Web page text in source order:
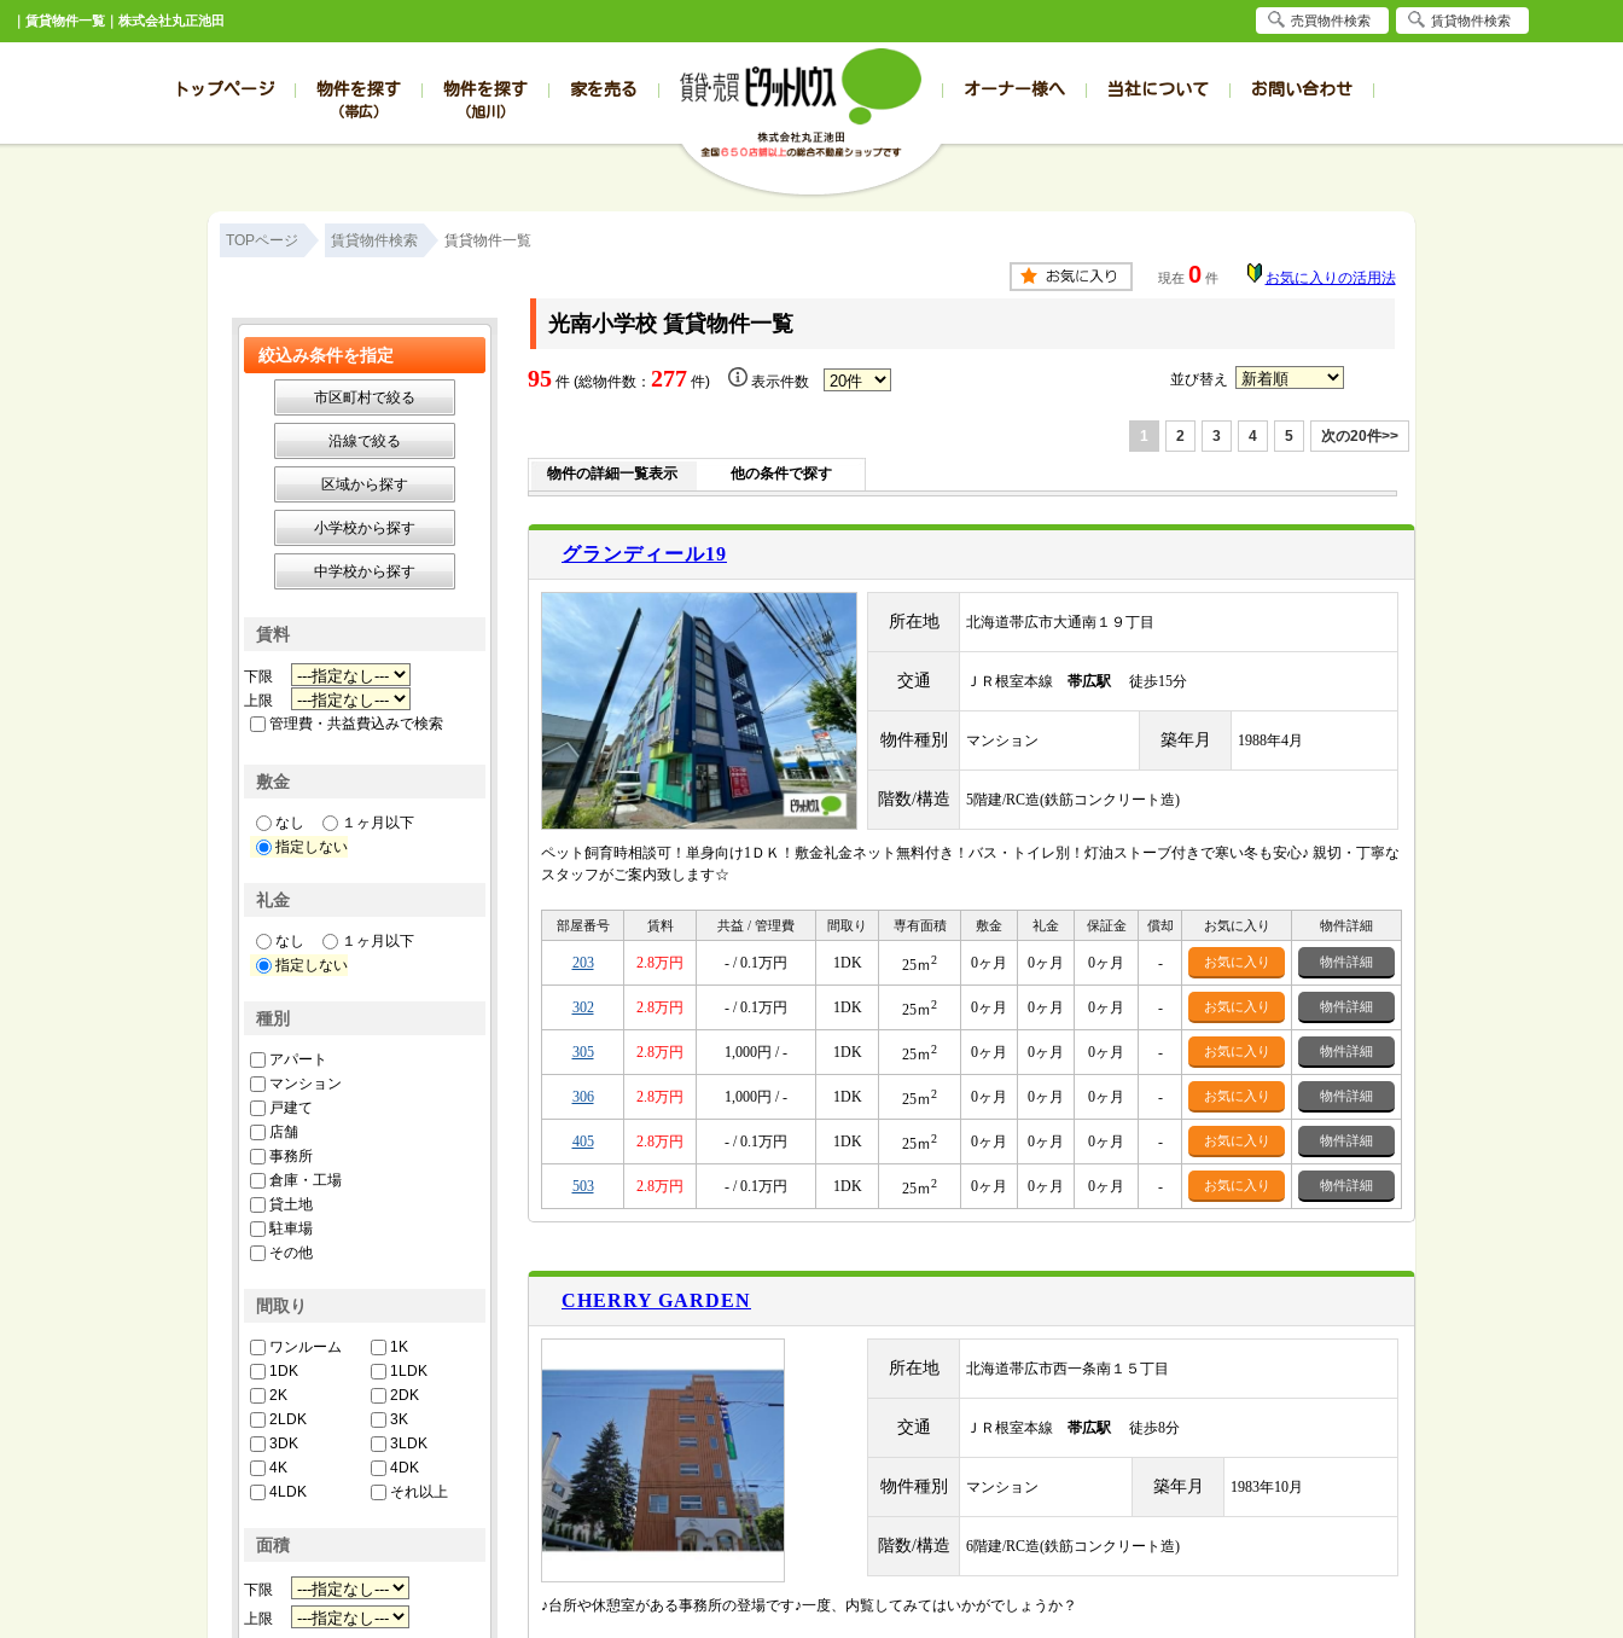
｜賃貸物件一覧｜株式会社丸正池田
トップページ 物件を探す
（帯広）
帯広の売買物件一覧
帯広の土地
帯広の1000万円以下
帯広の3000万～4000万円
帯広の賃貸物件一覧
帯広の賃貸マンション
帯広の1R～1K
帯広の2K～2LDK
物件を探す
（旭川）
旭川の売買物件一覧
旭川の土地
旭川の1000万円以下
旭川の3000万～4000万円
旭川の賃貸物件一覧
旭川の賃貸マンション
旭川の1R～1K
旭川の2K～2LDK
家を売る オーナー様へ 当社について
スタッフブログ お客様の声
お問い合わせ
売却のお問合せ 入居者様専用（帯広店）
TOPページ 賃貸物件検索 賃貸物件一覧
現在 0 件 お気に入りの活用法
光南小学校 賃貸物件一覧
95 件 (総物件数： 277 件) 表示件数 並び替え
1 2 3 4 5 次の20件>>
物件の詳細一覧表示 他の条件で探す
グランディール19
所在地 北海道帯広市大通南１９丁目
交通 ＪＲ根室本線 帯広駅 徒歩15分
物件種別 マンション 築年月 1988年4月
階数/構造 5階建/RC造(鉄筋コンクリート造)
ペット飼育時相談可！単身向け1ＤＫ！敷金礼金ネット無料付き！バス・トイレ別！灯油ストーブ付きで寒い冬も安心♪ 親切・丁寧な
スタッフがご案内致します☆
部屋番号 賃料 共益 / 管理費 間取り 専有面積 敷金 礼金 保証金 償却 お気に入り 物件詳細
203 2.8万円 - / 0.1万円 1DK 25ｍ2 0ヶ月 0ヶ月 0ヶ月 - お気に入り 物件詳細
302 2.8万円 - / 0.1万円 1DK 25ｍ2 0ヶ月 0ヶ月 0ヶ月 - お気に入り 物件詳細
305 2.8万円 1,000円 / - 1DK 25ｍ2 0ヶ月 0ヶ月 0ヶ月 - お気に入り 物件詳細
306 2.8万円 1,000円 / - 1DK 25ｍ2 0ヶ月 0ヶ月 0ヶ月 - お気に入り 物件詳細
405 2.8万円 - / 0.1万円 1DK 25ｍ2 0ヶ月 0ヶ月 0ヶ月 - お気に入り 物件詳細
503 2.8万円 - / 0.1万円 1DK 25ｍ2 0ヶ月 0ヶ月 0ヶ月 - お気に入り 物件詳細
CHERRY GARDEN
所在地 北海道帯広市西一条南１５丁目
交通 ＪＲ根室本線 帯広駅 徒歩8分
物件種別 マンション 築年月 1983年10月
階数/構造 6階建/RC造(鉄筋コンクリート造)
♪台所や休憩室がある事務所の登場です♪一度、内覧してみてはいかがでしょうか？
絞込み条件を指定
市区町村で絞る
沿線で絞る
区域から探す
小学校から探す
中学校から探す
賃料
下限
上限
管理費・共益費込みで検索
敷金
なし
１ヶ月以下
指定しない
礼金
なし
１ヶ月以下
指定しない
種別
アパート
マンション
戸建て
店舗
事務所
倉庫・工場
貸土地
駐車場
その他
間取り
ワンルーム
1K
1DK
1LDK
2K
2DK
2LDK
3K
3DK
3LDK
4K
4DK
4LDK
それ以上
面積
下限
上限
売買物件検索 賃貸物件検索